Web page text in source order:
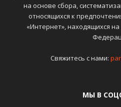
на основе сбора,
относящихся к
«Интернет», находящихся
Свяжитесь с нами:
МЫ В